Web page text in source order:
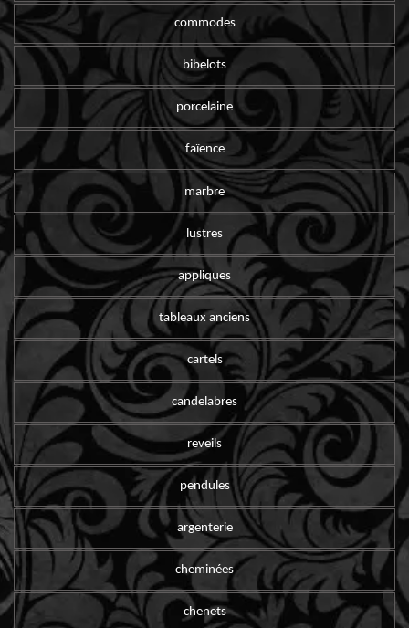
commodes
bibelots
porcelaine
faïence
marbre
lustres
appliques
tableaux anciens
cartels
candelabres
reveils
pendules
argenterie
cheminées
chenets